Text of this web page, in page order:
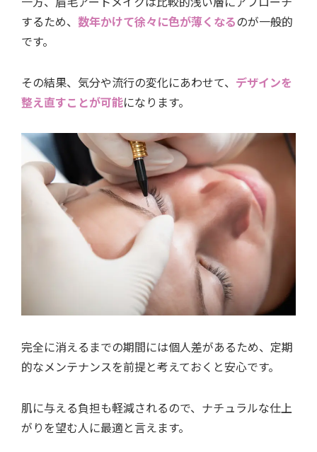
するため、 数年かけて徐々に色が薄くなるのが一般的
です。
その結果、気分や流行の変化にあわせて、 デザインを
整え直すことが可能になります。
完全に消えるまでの期間には個人差があるため、定期
的なメンテナンスを前提と考えておくと安心です。
肌に与える負担も軽減されるので、ナチュラルな仕上
がりを望む人に最適と言えます。